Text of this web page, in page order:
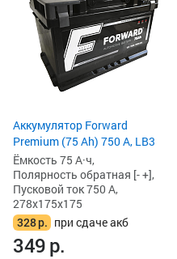
Аккумулятор Forward
Premium (75 Ah) 750 А, LB3
Ёмкость 75 А·ч,
Полярность обратная [- +],
Пусковой ток 750 А,
278x175x175
328р. при сдаче акб
349р.